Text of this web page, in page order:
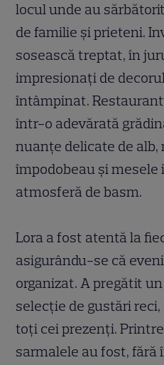
locul unde au
de familie și prieteni.
sosească treptat, în
impresionați de
întâmpinat.
într-o adevărată
nuanțe delicate de alb,
împodobeau și mesele
atmosferă de basm.
Lora a fost atentă la
asigurându-se că
organizat. A pregătit
selecție de gustări
toți cei prezenți.
sarmalele au fost, fără